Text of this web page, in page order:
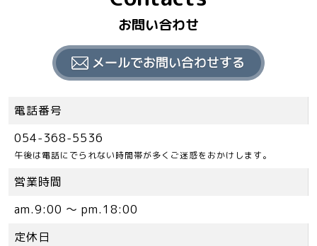
お問い合わせ
電話番号
054-368-5536
午後は電話にでられない時間帯が多くご迷惑をおかけします。
営業時間
am.9:00 ～ pm.18:00
定休日